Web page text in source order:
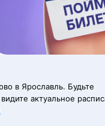
в Ярославль. Будьте
актуальное